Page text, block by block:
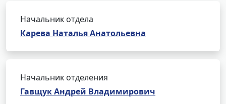
Начальник отдела
Карева Наталья Анатольевна
Начальник отделения
Гавщук Андрей Владимирович